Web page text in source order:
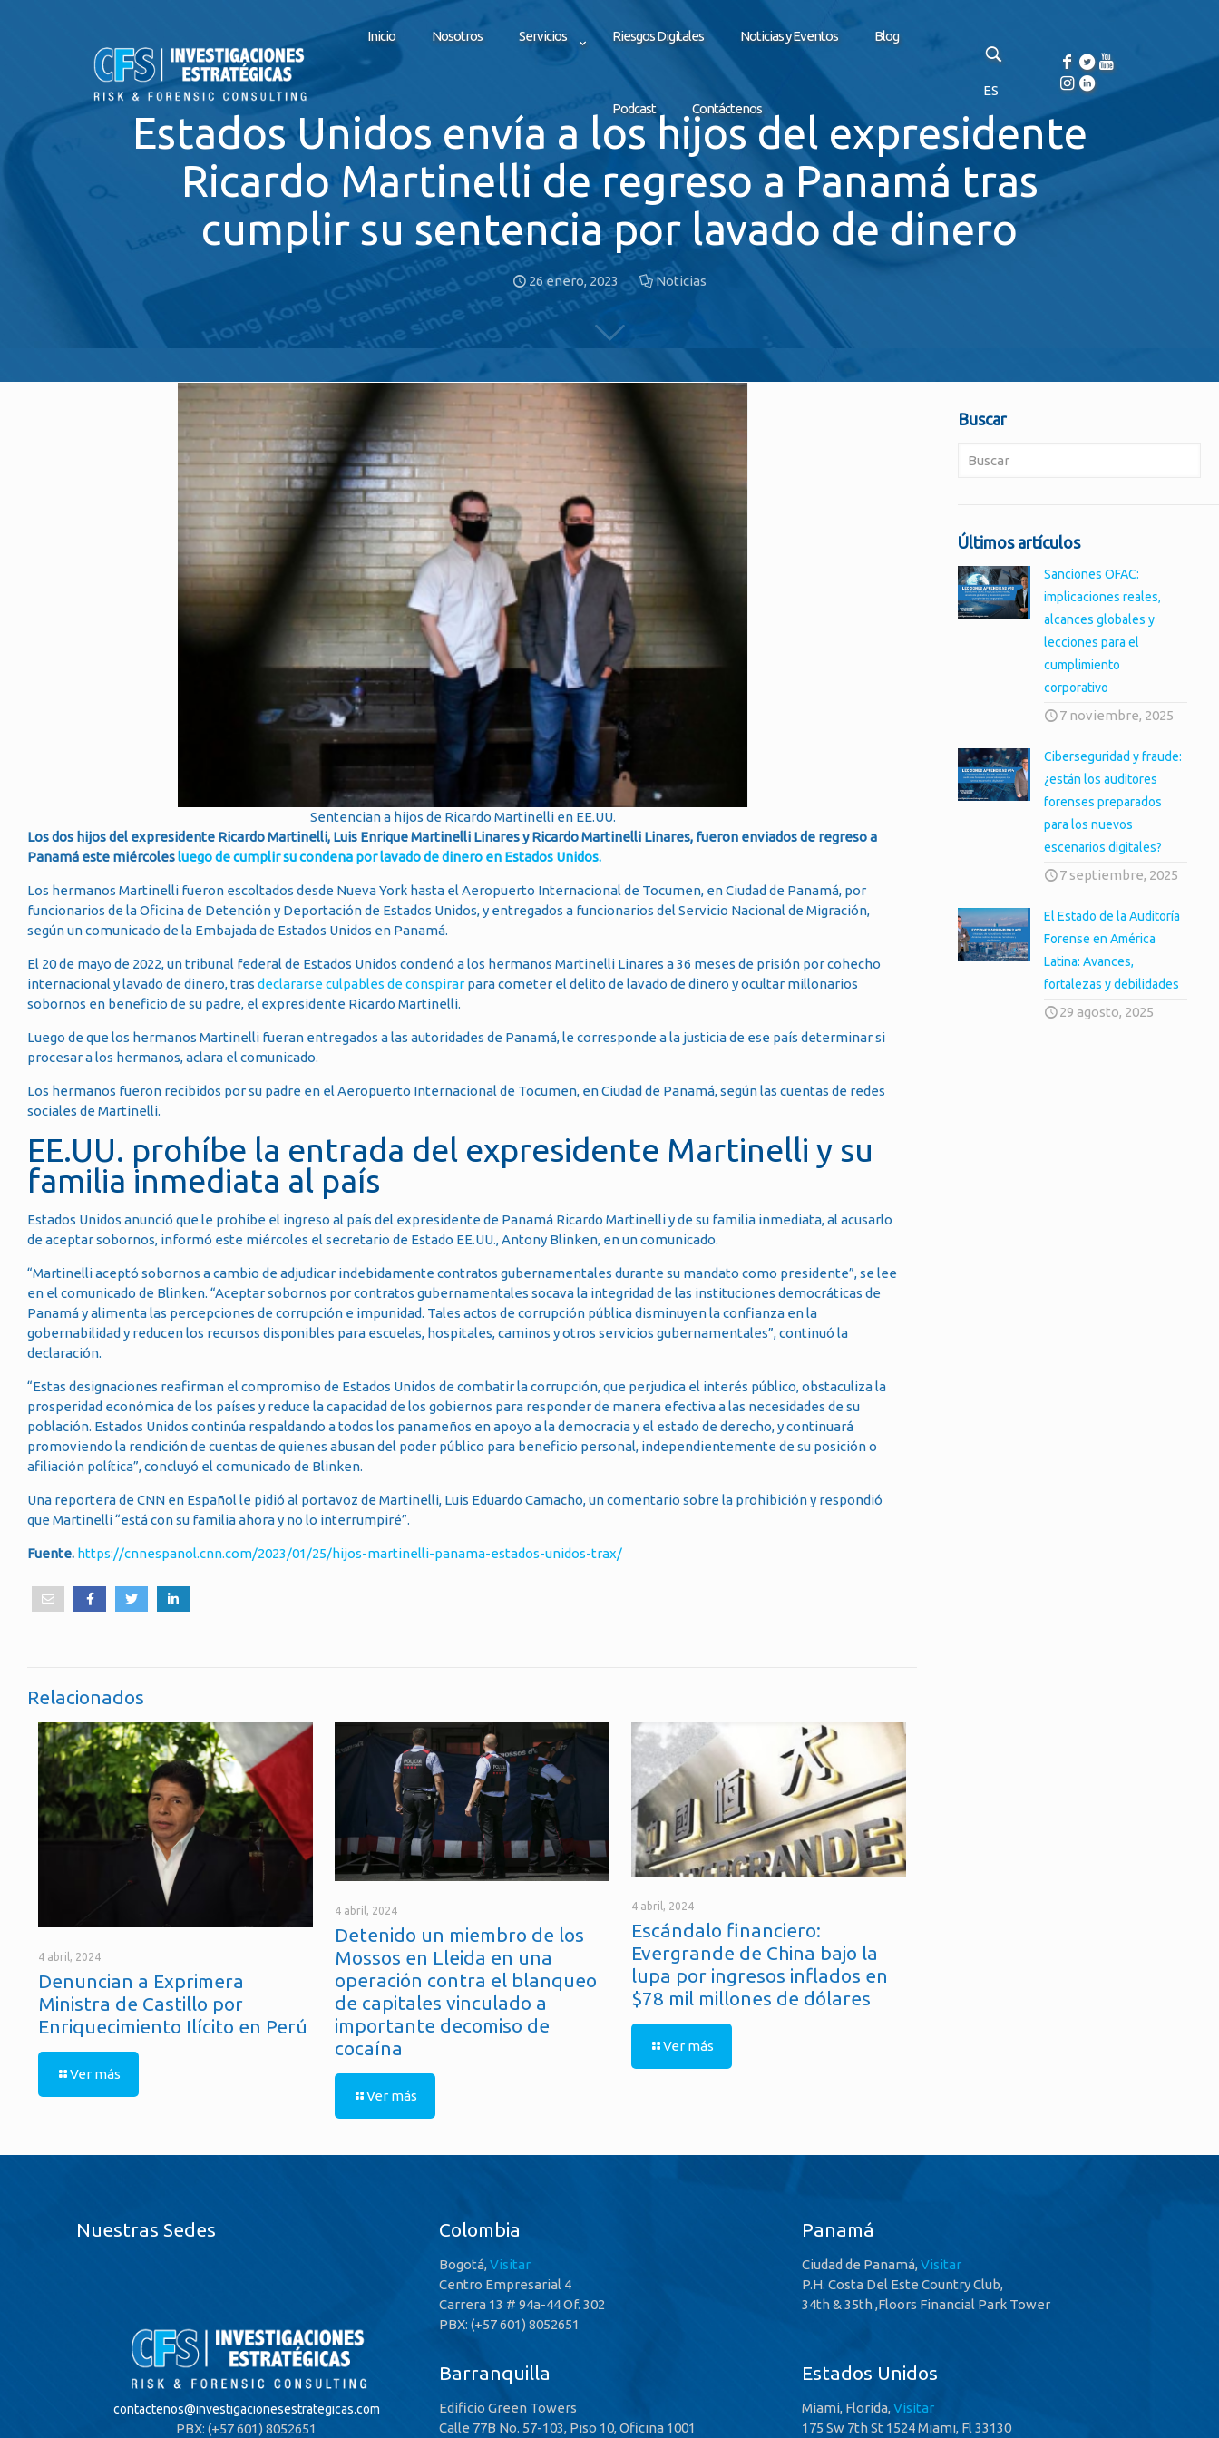
Inicio Nosotros Servicios Riesgos Digitales Noticias y Eventos Blog
Podcast Contáctenos
ES
Estados Unidos envía a los hijos del expresidente
Ricardo Martinelli de regreso a Panamá tras
cumplir su sentencia por lavado de dinero
26 enero, 2023 Noticias
Sentencian a hijos de Ricardo Martinelli en EE.UU.
Los dos hijos del expresidente Ricardo Martinelli, Luis Enrique Martinelli Linares y Ricardo Martinelli Linares, fueron enviados de regreso a
Panamá este miércolesluego de cumplir su condena por lavado de dinero en Estados Unidos.
Los hermanos Martinelli fueron escoltados desde Nueva York hasta el Aeropuerto Internacional de Tocumen, en Ciudad de Panamá, por
funcionarios de la Oficina de Detención y Deportación de Estados Unidos, y entregados a funcionarios del Servicio Nacional de Migración,
según un comunicado de la Embajada de Estados Unidos en Panamá.
El 20 de mayo de 2022, un tribunal federal de Estados Unidos condenó a los hermanos Martinelli Linares a 36 meses de prisión por cohecho
internacional y lavado de dinero, tras declararse culpables de conspirar para cometer el delito de lavado de dinero y ocultar millonarios
sobornos en beneficio de su padre, el expresidente Ricardo Martinelli.
Luego de que los hermanos Martinelli fueran entregados a las autoridades de Panamá, le corresponde a la justicia de ese país determinar si
procesar a los hermanos, aclara el comunicado.
Los hermanos fueron recibidos por su padre en el Aeropuerto Internacional de Tocumen, en Ciudad de Panamá, según las cuentas de redes
sociales de Martinelli.
EE.UU. prohíbe la entrada del expresidente Martinelli y su
familia inmediata al país
Estados Unidos anunció que le prohíbe el ingreso al país del expresidente de Panamá Ricardo Martinelli y de su familia inmediata, al acusarlo
de aceptar sobornos, informó este miércoles el secretario de Estado EE.UU., Antony Blinken, en un comunicado.
“Martinelli aceptó sobornos a cambio de adjudicar indebidamente contratos gubernamentales durante su mandato como presidente”, se lee
en el comunicado de Blinken. “Aceptar sobornos por contratos gubernamentales socava la integridad de las instituciones democráticas de
Panamá y alimenta las percepciones de corrupción e impunidad. Tales actos de corrupción pública disminuyen la confianza en la
gobernabilidad y reducen los recursos disponibles para escuelas, hospitales, caminos y otros servicios gubernamentales”, continuó la
declaración.
“Estas designaciones reafirman el compromiso de Estados Unidos de combatir la corrupción, que perjudica el interés público, obstaculiza la
prosperidad económica de los países y reduce la capacidad de los gobiernos para responder de manera efectiva a las necesidades de su
población. Estados Unidos continúa respaldando a todos los panameños en apoyo a la democracia y el estado de derecho, y continuará
promoviendo la rendición de cuentas de quienes abusan del poder público para beneficio personal, independientemente de su posición o
afiliación política”, concluyó el comunicado de Blinken.
Una reportera de CNN en Español le pidió al portavoz de Martinelli, Luis Eduardo Camacho, un comentario sobre la prohibición y respondió
que Martinelli “está con su familia ahora y no lo interrumpiré”.
Fuente. https://cnnespanol.cnn.com/2023/01/25/hijos-martinelli-panama-estados-unidos-trax/
Relacionados
4 abril, 2024
Denuncian a Exprimera
Ministra de Castillo por
Enriquecimiento Ilícito en Perú
Ver más
4 abril, 2024
Detenido un miembro de los
Mossos en Lleida en una
operación contra el blanqueo
de capitales vinculado a
importante decomiso de
cocaína
Ver más
4 abril, 2024
Escándalo financiero:
Evergrande de China bajo la
lupa por ingresos inflados en
$78 mil millones de dólares
Ver más
Buscar
Últimos artículos
Sanciones OFAC:
implicaciones reales,
alcances globales y
lecciones para el
cumplimiento
corporativo
7 noviembre, 2025
Ciberseguridad y fraude:
¿están los auditores
forenses preparados
para los nuevos
escenarios digitales?
7 septiembre, 2025
El Estado de la Auditoría
Forense en América
Latina: Avances,
fortalezas y debilidades
29 agosto, 2025
Nuestras Sedes
contactenos@investigacionesestrategicas.com
PBX: (+57 601) 8052651
Colombia
Bogotá,Visitar
Centro Empresarial 4
Carrera 13 # 94a-44 Of. 302
PBX: (+57 601) 8052651
Barranquilla
Edificio Green Towers
Calle 77B No. 57-103, Piso 10, Oficina 1001
Panamá
Ciudad de Panamá,Visitar
P.H. Costa Del Este Country Club,
34th & 35th ,Floors Financial Park Tower
Estados Unidos
Miami, Florida,Visitar
175 Sw 7th St 1524 Miami, Fl 33130